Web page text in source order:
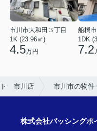
市川市大和田３丁目
1K (23.96㎡)
4.5万円
船橋
1DK
7.2
ト 市川店 市川市の物件
株式会社パッシングポ